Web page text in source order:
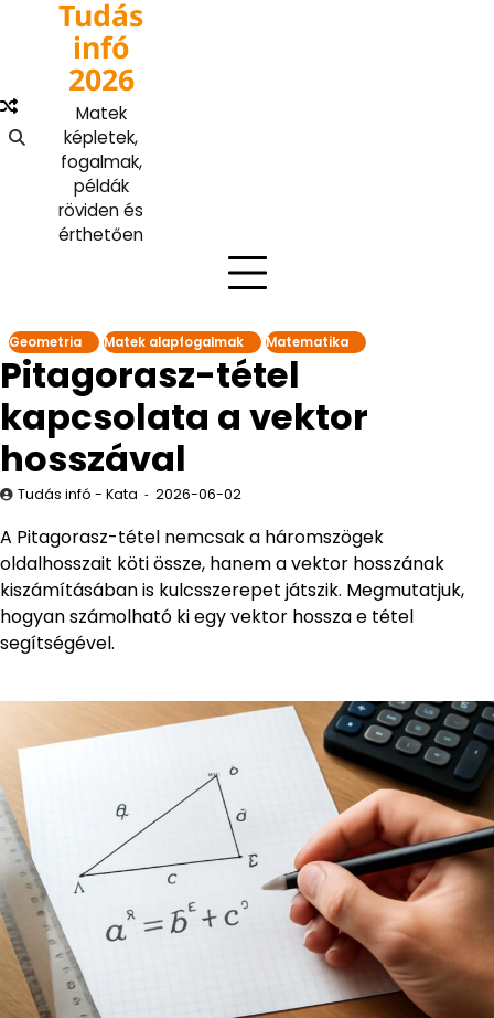
Tudás
infó
2026
Matek
képletek,
fogalmak,
példák
röviden és
érthetően
Geometria Matek alapfogalmak Matematika
Pitagorasz-tétel
kapcsolata a vektor
hosszával
Tudás infó - Kata 2026-06-02
A Pitagorasz-tétel nemcsak a háromszögek
oldalhosszait köti össze, hanem a vektor hosszának
kiszámításában is kulcsszerepet játszik. Megmutatjuk,
hogyan számolható ki egy vektor hossza e tétel
segítségével.